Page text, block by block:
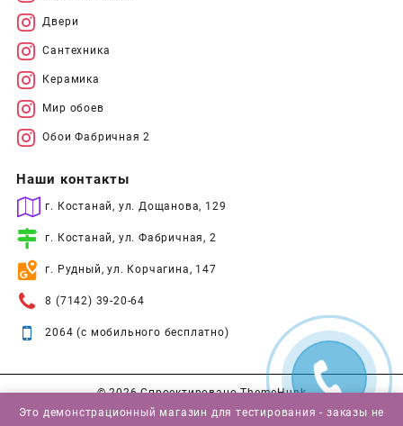
Двери
Сантехника
Керамика
Мир обоев
Обои Фабричная 2
Наши контакты
г. Костанай, ул. Дощанова, 129
г. Костанай, ул. Фабричная, 2
г. Рудный, ул. Корчагина, 147
8 (7142) 39-20-64
2064 (с мобильного бесплатно)
© 2026Спроектировано ThemeHunk
Это демонстрационный магазин для тестирования - заказы не